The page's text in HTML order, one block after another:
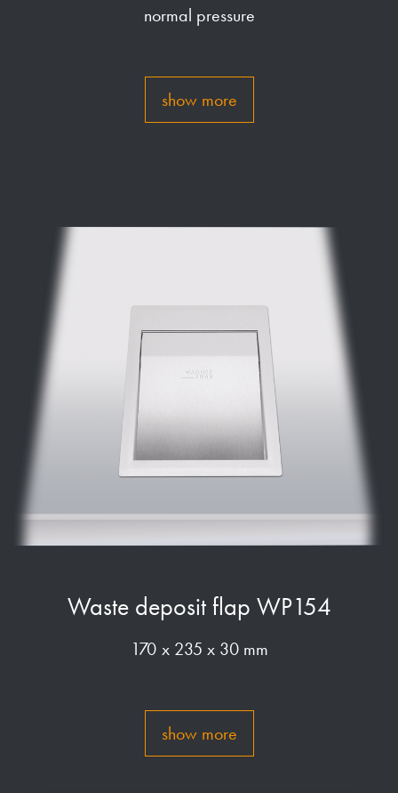
normal pressure
show more
Waste deposit flap WP154
170 x 235 x 30 mm
show more